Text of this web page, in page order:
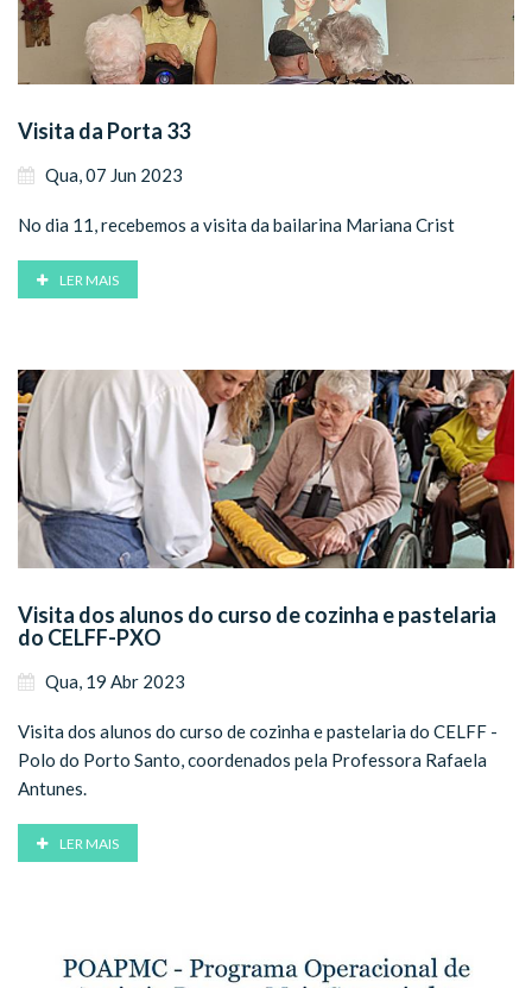
Visita da Porta 33
Qua, 07 Jun 2023
No dia 11, recebemos a visita da bailarina Mariana Crist
LER MAIS
Visita dos alunos do curso de cozinha e pastelaria
do CELFF-PXO
Qua, 19 Abr 2023
Visita dos alunos do curso de cozinha e pastelaria do CELFF -
Polo do Porto Santo, coordenados pela Professora Rafaela
Antunes.
LER MAIS